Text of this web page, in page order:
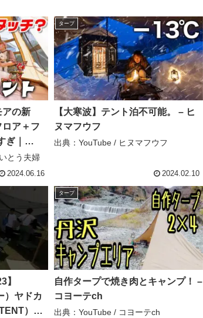
アの新
ア＋フ
｜
ロッジ) –
とう夫婦
2024.06.16
タープ
【大寒波】テント泊不可能。 – ヒ
ヌマフウフ
出典：YouTube / ヒヌマフウフ
2024.02.10
】
）ヤドカ
）T6-
タープ
自作タープで焼き肉とキャンプ！ –
コヨーテch
出典：YouTube / コヨーテch